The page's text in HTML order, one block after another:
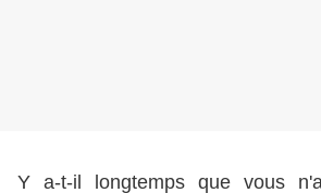
Y a-t-il longtemps que vous